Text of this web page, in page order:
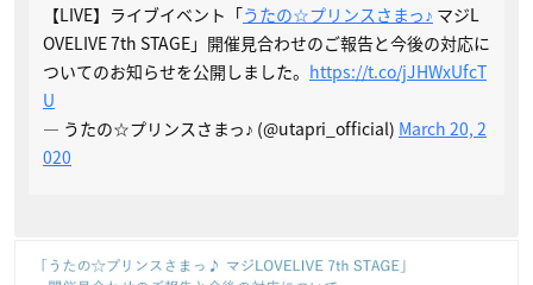
【LIVE】ライブイベント「うたの☆プリンスさまっ♪ マジL
OVELIVE 7th STAGE」開催見合わせのご報告と今後の対応に
ついてのお知らせを公開しました。 https://t.co/jJHWxUfcT
U
— うたの☆プリンスさまっ♪ (@utapri_official) March 20, 2
020